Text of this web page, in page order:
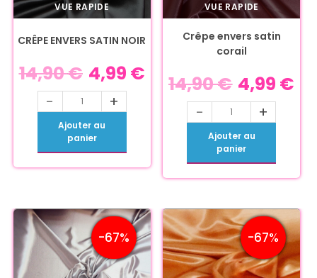
VUE RAPIDE
CRÊPE ENVERS SATIN NOIR
14,90€ 4,99 €
- +
Ajouter au
panier
VUE RAPIDE
Crêpe envers satin
corail
14,90€ 4,99 €
- +
Ajouter au
panier
-67% -67%